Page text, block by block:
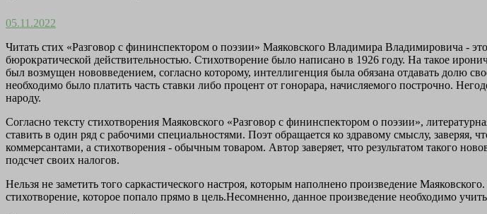
05.11.2022
Читать стих «Разговор с фининспектором о поэзии» Маяковского Владимира Владимировича -
бюрократической действительностью. Стихотворение было написано в 1926 году. На такое
был возмущен нововведением, согласно которому, интеллигенция была обязана отдавать долю
необходимо было платить часть ставки либо процент от гонорара, начисляемого построчно.
народу.
Согласно тексту стихотворения Маяковского «Разговор с фининспектором о поэзии»,
ставить в один ряд с рабочими специальностями. Поэт обращается ко здравому смыслу,
коммерсантами, а стихотворения - обычным товаром. Автор заверяет, что результатом такого
подсчет своих налогов.
Нельзя не заметить того саркастического настроя, которым наполнено произведение
стихотворение, которое попало прямо в цель.Несомненно, данное произведение необходимо